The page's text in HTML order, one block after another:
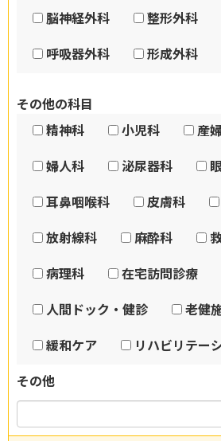
脳神経外科
整形外科
呼吸器外科
形成外科
その他の科目
精神科
小児科
産
婦人科
泌尿器科
耳鼻咽喉科
皮膚科
放射線科
麻酔科
病理科
在宅訪問診療
人間ドック・健診
老健
緩和ケア
リハビリテー
その他